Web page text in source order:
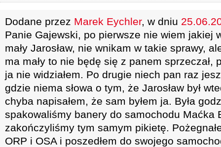
Dodane przez Marek Eychler, w dniu
Panie Gajewski, po pierwsze nie wiem jakiej
mały Jarosław, nie wnikam w takie sprawy,
ma mały to nie będę się z panem sprzeczał,
ja nie widziałem. Po drugie niech pan raz
gdzie niema słowa o tym, że Jarosław był
chyba napisałem, że sam byłem ja. Była
spakowaliśmy banery do samochodu Maćka
zakończyliśmy tym samym pikietę.
ORP i OSA i poszedłem do swojego